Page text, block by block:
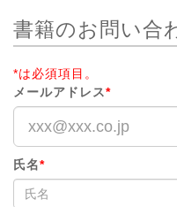
書籍のお問い合
*は必須項目。
メールアドレス*
氏名*